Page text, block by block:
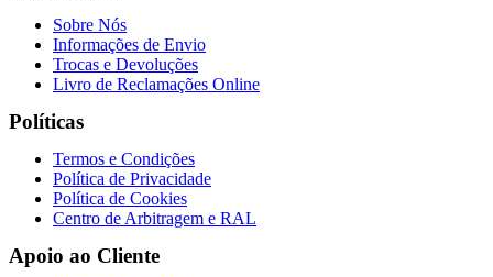
Sobre Nós
Informações de Envio
Trocas e Devoluções
Livro de Reclamações Online
Políticas
Termos e Condições
Política de Privacidade
Política de Cookies
Centro de Arbitragem e RAL
Apoio ao Cliente